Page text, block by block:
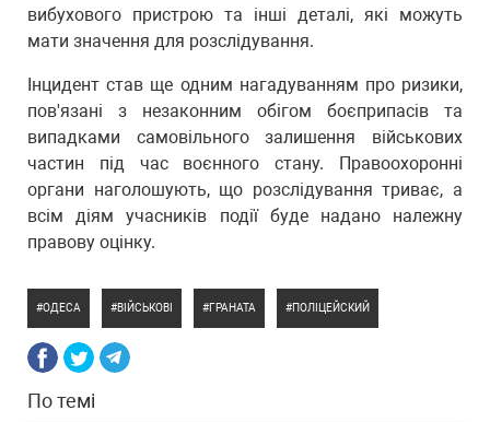
вибухового пристрою та інші деталі, які можуть
мати значення для розслідування.
Інцидент став ще одним нагадуванням про ризики,
пов'язані з незаконним обігом боєприпасів та
випадками самовільного залишення військових
частин під час воєнного стану. Правоохоронні
органи наголошують, що розслідування триває, а
всім діям учасників події буде надано належну
правову оцінку.
ОДЕСА ВІЙСЬКОВІ ГРАНАТА ПОЛІЦЕЙСКИЙ
По темі